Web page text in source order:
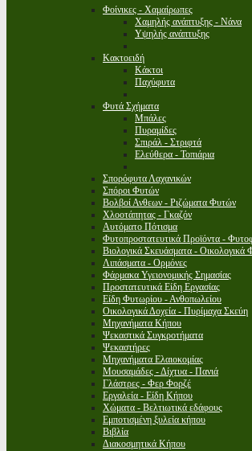
Φοίνικες - Χαμαίρωπες
Χαμηλής ανάπτυξης - Νάνα
Υψηλής ανάπτυξης
Κακτοειδή
Κάκτοι
Παχύφυτα
Φυτά Σχήματα
Μπάλες
Πυραμίδες
Σπιράλ - Στριφτά
Ελεύθερα - Τοπιάρια
Σπορόφυτα Λαχανικών
Σπόροι Φυτών
Βολβοί Ανθεων - Ριζώματα Φυτών
Χλοοτάπητας - Γκαζόν
Αυτόματο Πότισμα
Φυτοπροστατευτικά Προϊόντα -
Βιολογικά Σκευάσματα - Οικολογικά
Λιπάσματα - Ορμόνες
Φάρμακα Υγειονομικής Σημασίας
Προστατευτικά Είδη Εργασίας
Είδη Φυτωρίου - Ανθοπωλείου
Οικολογικά Δοχεία - Πυρίμαχα Σκεύη
Μηχανήματα Κήπου
Ψεκαστικά Συγκροτήματα
Ψεκαστήρες
Μηχανήματα Ελαιοκομίας
Μουσαμάδες - Δίχτυα - Πανιά
Γλάστρες - Φερ Φορζέ
Εργαλεία - Είδη Κήπου
Χώματα - Βελτιωτικά εδάφους
Εμποτισμένη ξυλεία κήπου
Βιβλία
Διακοσμητικά Κήπου